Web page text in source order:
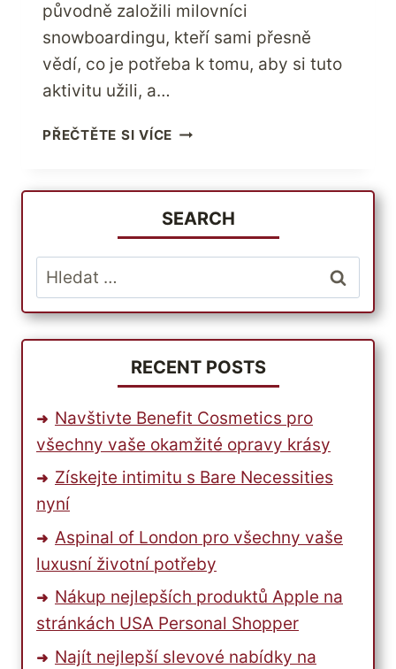
původně založili milovníci
snowboardingu, kteří sami přesně
vědí, co je potřeba k tomu, aby si tuto
aktivitu užili, a…
PŘEČTĚTE SI VÍCE NIKDO
SNOWBOARDOVOU
MOUDROST
NEŽ
DOGFUNK
SEARCH
Vyhledávání
RECENT POSTS
Navštivte Benefit Cosmetics pro
všechny vaše okamžité opravy krásy
Získejte intimitu s Bare Necessities
nyní
Aspinal of London pro všechny vaše
luxusní životní potřeby
Nákup nejlepších produktů Apple na
stránkách USA Personal Shopper
Najít nejlepší slevové nabídky na